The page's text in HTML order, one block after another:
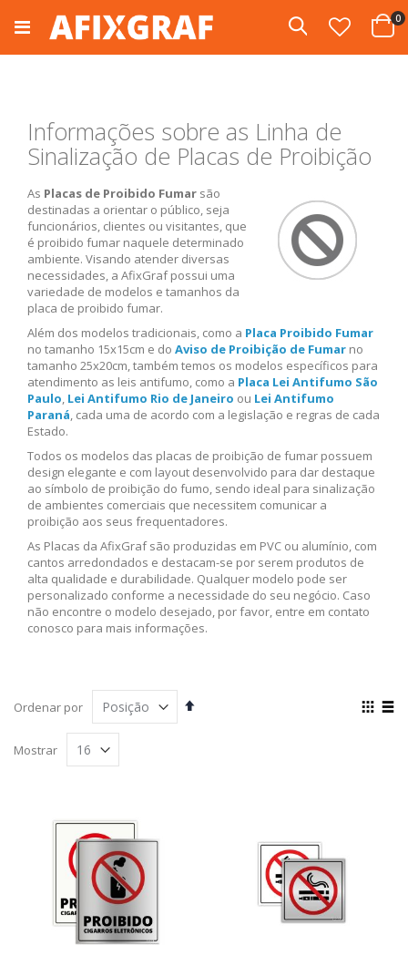
para
conteúdo
Cart
0
Pesquisa
Informações sobre as Linha de
Sinalização de Placas de Proibição
As Placas de Proibido Fumar são
destinadas a orientar o público, seja
funcionários, clientes ou visitantes, que
é proibido fumar naquele determinado
ambiente. Visando atender diversas
necessidades, a AfixGraf possui uma
variedade de modelos e tamanhos da
placa de proibido fumar.
Além dos modelos tradicionais, como a Placa Proibido Fumar
no tamanho 15x15cm e do Aviso de Proibição de Fumar no
tamanho 25x20cm, também temos os modelos específicos para
atendimento as leis antifumo, como a Placa Lei Antifumo São
Paulo Lei Antifumo Rio de Janeiro ou Lei Antifumo
Paraná , cada uma de acordo com a legislação e regras de cada
Estado.
Todos os modelos das placas de proibição de fumar possuem
design elegante e com layout desenvolvido para dar destaque
ao símbolo de proibição do fumo, sendo ideal para sinalização
de ambientes comerciais que necessitem comunicar a
proibição aos seus frequentadores.
As Placas da AfixGraf são produzidas em PVC ou alumínio, com
cantos arredondados e destacam-se por serem produtos de
alta qualidade e durabilidade. Qualquer modelo pode ser
personalizado conforme a necessidade do seu negócio. Caso
não encontre o modelo desejado, por favor, entre em contato
conosco para mais informações.
Ordenar por
Definir
Ver
Mostrar